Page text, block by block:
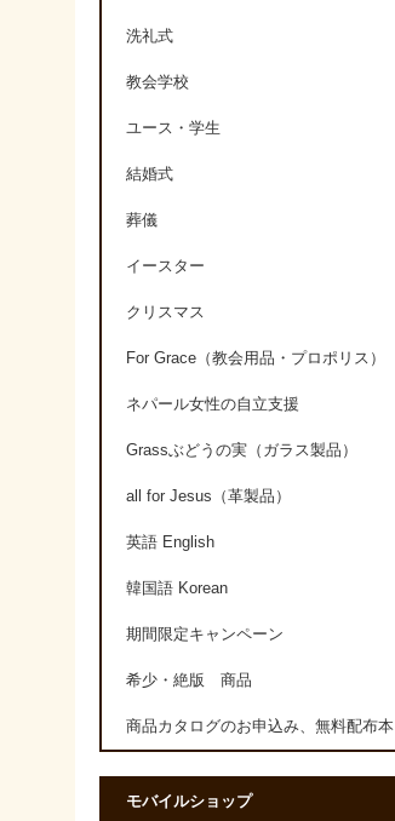
洗礼式
教会学校
ユース・学生
結婚式
葬儀
イースター
クリスマス
For Grace（教会用品・プロポリス）
ネパール女性の自立支援
Grassぶどうの実（ガラス製品）
all for Jesus（革製品）
英語 English
韓国語 Korean
期間限定キャンペーン
希少・絶版 商品
商品カタログのお申込み、無料配布本
モバイルショップ